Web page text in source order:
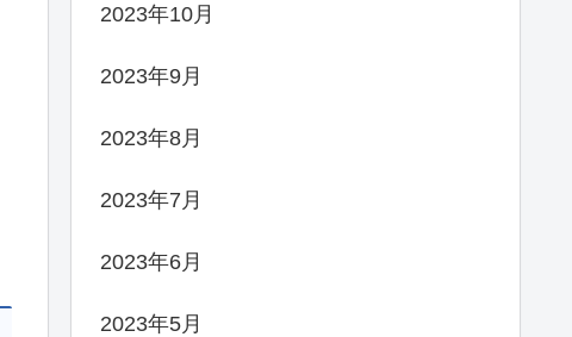
2023年10月
2023年9月
2023年8月
2023年7月
2023年6月
2023年5月